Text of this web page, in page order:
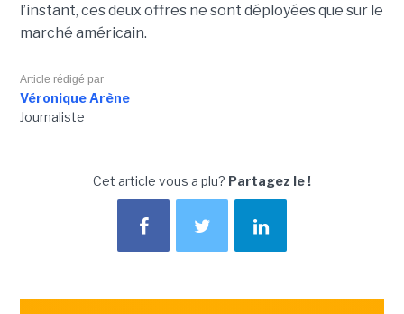
l’instant, ces deux offres ne sont déployées que sur le
marché américain.
Article rédigé par
Véronique Arène
Journaliste
Cet article vous a plu? Partagez le !